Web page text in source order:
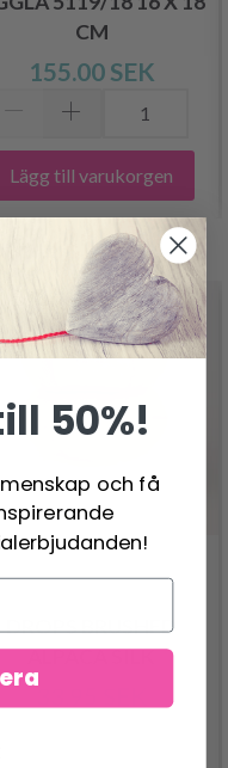
CM
155.00 SEK
Lägg till varukorgen
DROPS BRUSHED
ALPACA SILK
33.95 SEK
50%!
och få